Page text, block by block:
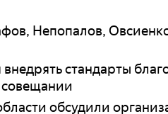
Непопалов,
стандарты
совещании
обсудили